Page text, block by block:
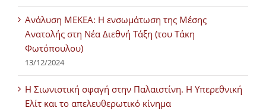
Ανάλυση ΜΕΚΕΑ: Η ενσωμάτωση της Μέσης
Ανατολής στη Νέα Διεθνή Τάξη (του Τάκη
Φωτόπουλου)
13/12/2024
Η Σιωνιστική σφαγή στην Παλαιστίνη. Η Υπερεθνική
Ελίτ και το απελευθερωτικό κίνημα